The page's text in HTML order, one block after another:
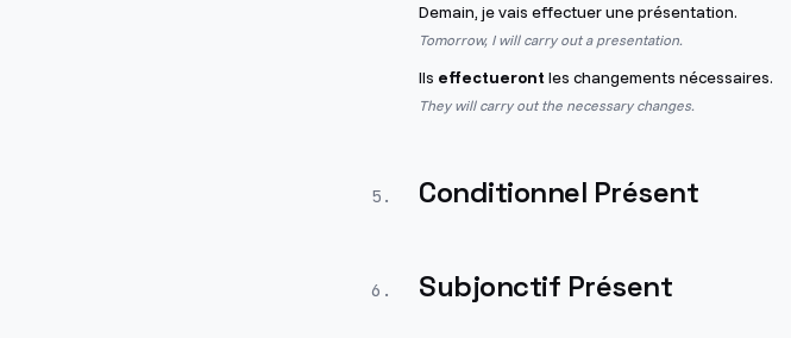
Demain, je vais effectuer une présentation.
Tomorrow, I will carry out a presentation.
Ils effectuerontles changements nécessaires.
They will carry out the necessary changes.
5 . Conditionnel Présent
6 . Subjonctif Présent